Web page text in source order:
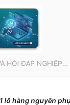
THÔNG TIN CẦN BIẾT VÀ HỎI ĐÁP NGHIỆP VỤ
lô hàng nguyên